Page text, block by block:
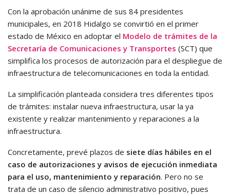
Con la aprobación unánime de sus 84 presidentes
municipales, en 2018 Hidalgo se convirtió en el primer
estado de México en adoptar el Modelo de trámites de la
Secretaría de Comunicaciones y Transportes (SCT) que
simplifica los procesos de autorización para el despliegue de
infraestructura de telecomunicaciones en toda la entidad.
La simplificación planteada considera tres diferentes tipos
de trámites: instalar nueva infraestructura, usar la ya
existente y realizar mantenimiento y reparaciones a la
infraestructura.
Concretamente, prevé plazos de siete días hábiles en el
caso de autorizaciones y avisos de ejecución inmediata
para el uso, mantenimiento y reparación. Pero no se
trata de un caso de silencio administrativo positivo, pues